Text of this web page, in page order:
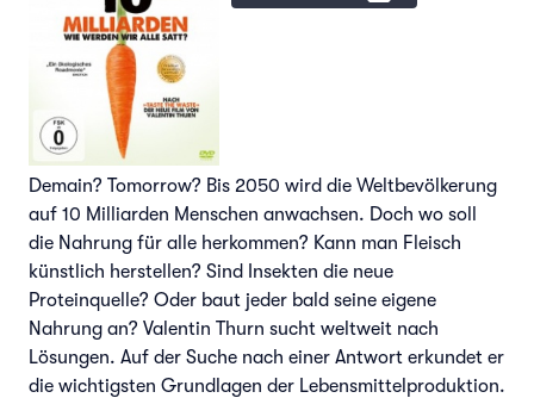
Demain? Tomorrow? Bis 2050 wird die Weltbevölkerung
auf 10 Milliarden Menschen anwachsen. Doch wo soll
die Nahrung für alle herkommen? Kann man Fleisch
künstlich herstellen? Sind Insekten die neue
Proteinquelle? Oder baut jeder bald seine eigene
Nahrung an? Valentin Thurn sucht weltweit nach
Lösungen. Auf der Suche nach einer Antwort erkundet er
die wichtigsten Grundlagen der Lebensmittelproduktion.